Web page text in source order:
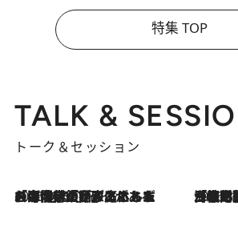
特集 TOP
TALK &
トーク＆セッション
2026.8.3
「今後値上げがあるとすれば…」「リスクがあるのは今年の冬」エネルギー専門家が語る、ホルムズ海峡封鎖が家庭にもたらす“ある心配” 「住宅建てられない…」「サーチャージ料の高値が続いている」ホル